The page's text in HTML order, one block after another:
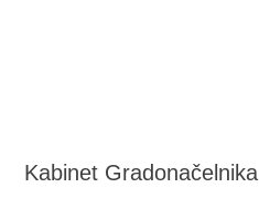
Kabinet Gradonačelnika